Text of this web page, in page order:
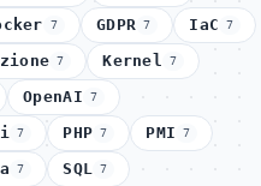
7 GDPR 7 IaC 7
7 Kernel 7
OpenAI 7
7 PHP 7 PMI 7
7 SQL 7